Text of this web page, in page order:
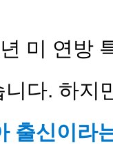
미 연방
니다. 하지
출신이라